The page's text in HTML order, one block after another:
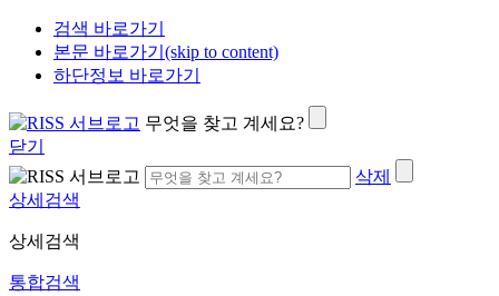
검색 바로가기
본문 바로가기(skip to content)
하단정보 바로가기
무엇을 찾고 계세요?
닫기
삭제
상세검색
상세검색
통합검색